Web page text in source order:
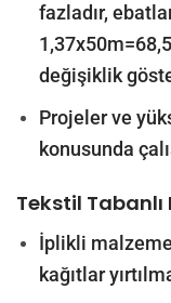
fazladır,
değişiklik
Projeler ve
konusunda
Tekstil Tabanlı
İplikli
kağıtlar